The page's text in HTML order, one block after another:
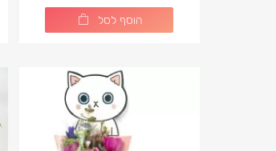
הוסף לסל